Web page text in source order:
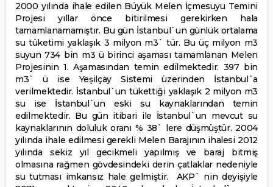
2000 yılında ihale edilen Büyük Melen İçmesuyu Temini
Projesi yıllar önce bitirilmesi gerekirken hala
tamamlanamamıştır. Bu gün İstanbul`un günlük ortalama
su tüketimi yaklaşık 3 milyon m3` tür. Bu üç milyon m3
suyun 734 bin m3 ü birinci aşaması tamamlanan Melen
Projesinin 1. Aşamasından temin edilmektedir. 397 bin
m3` ü ise Yeşilçay Sistemi üzerinden İstanbul`a
verilmektedir. İstanbul`un tükettiği yaklaşık 2 milyon m3
su ise İstanbul`un eski su kaynaklarından temin
edilmektedir. Bu gün itibari ile İstanbul`un mevcut su
kaynaklarının doluluk oranı % 38` lere düşmüştür. 2004
yılında ihale edilmesi gerekli Melen Barajının ihalesi 2012
yılında sekiz yıl gecikmeli yapılmış ve baraj bitmiş
olmasına rağmen gövdesindeki derin çatlaklar nedeniyle
su tutması imkansız hale gelmiştir. AKP` nin deyişiyle